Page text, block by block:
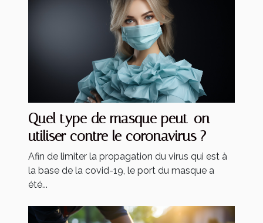
Quel type de masque peut-on
utiliser contre le coronavirus ?
Afin de limiter la propagation du virus qui est à
la base de la covid-19, le port du masque a
été...